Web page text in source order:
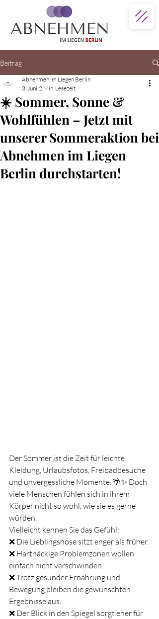
Beitrag
☀️ Sommer, Sonne &
Wohlfühlen – Jetzt mit
unserer Sommeraktion bei
Abnehmen im Liegen
Berlin durchstarten!
Abnehmen im Liegen Berlin
3. Juni 2 Min. Lesezeit
Der Sommer ist die Zeit für leichte
Kleidung, Urlaubsfotos, Freibadbesuche
und unvergessliche Momente. 🌴✨ Doch
viele Menschen fühlen sich in ihrem
Körper nicht so wohl, wie sie es gerne
würden.
Vielleicht kennen Sie das Gefühl:
❌ Die Lieblingshose sitzt enger als früher.
❌ Hartnäckige Problemzonen wollen
einfach nicht verschwinden.
❌ Trotz gesunder Ernährung und
Bewegung bleiben die gewünschten
Ergebnisse aus.
❌ Der Blick in den Spiegel sorgt eher für